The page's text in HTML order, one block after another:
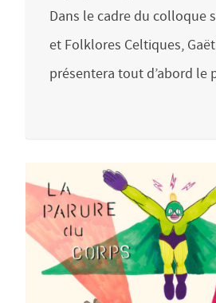
Dans le cadre du colloque
et Folklores Celtiques,
présentera tout d’abord le